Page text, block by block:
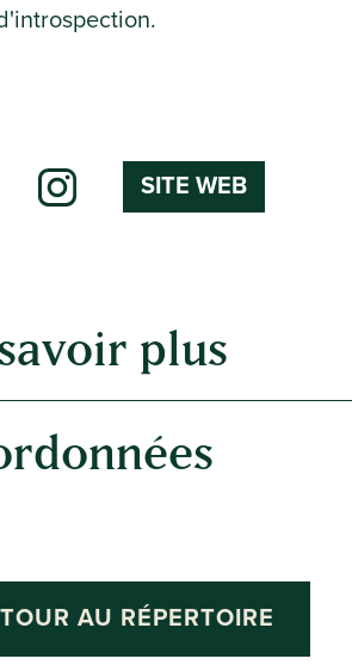
SITE WEB
plus
AU RÉPERTOIRE